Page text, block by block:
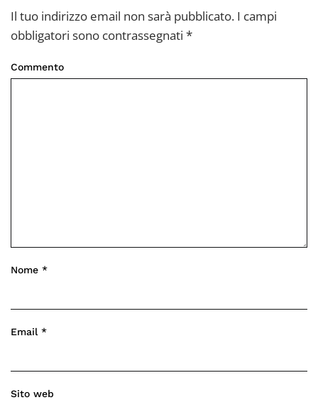
Il tuo indirizzo email non sarà pubblicato. I campi
obbligatori sono contrassegnati *
Commento
Nome *
Email *
Sito web